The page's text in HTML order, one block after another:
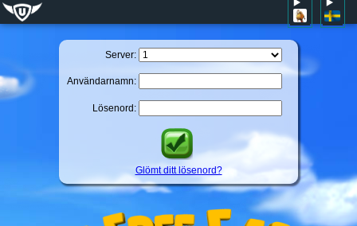
Server:
Användarnamn:
Lösenord:
Glömt ditt lösenord?